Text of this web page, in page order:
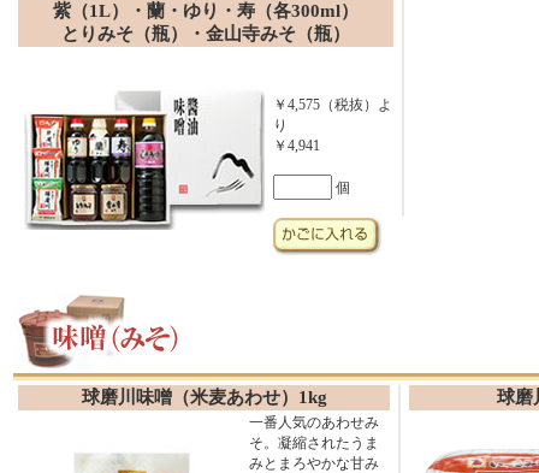
紫（1L）・蘭・ゆり・寿（各300ml）
とりみそ（瓶）・金山寺みそ（瓶）
￥4,575（税抜）よ
り
￥4,941
個
球磨川味噌（米麦あわせ）1kg
一番人気のあわせみ
そ。凝縮されたうま
みとまろやかな甘み
球磨